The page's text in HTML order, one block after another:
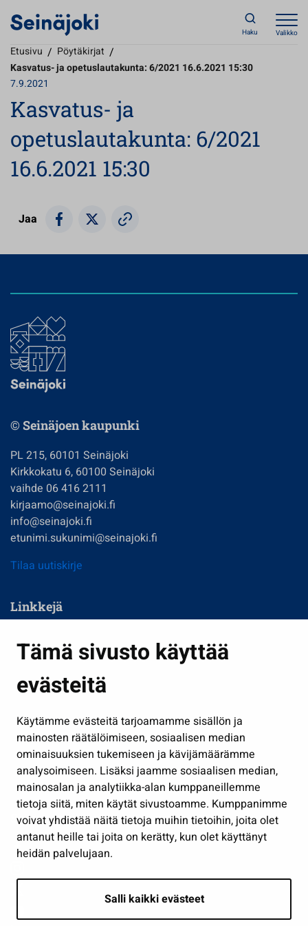
Tämä sivusto käyttää
evästeitä
Käytämme evästeitä tarjoamamme sisällön ja
mainosten räätälöimiseen, sosiaalisen median
ominaisuuksien tukemiseen ja kävijämäärämme
analysoimiseen. Lisäksi jaamme sosiaalisen median,
mainosalan ja analytiikka-alan kumppaneillemme
tietoja siitä, miten käytät sivustoamme. Kumppanimme
voivat yhdistää näitä tietoja muihin tietoihin, joita olet
antanut heille tai joita on kerätty, kun olet käyttänyt
heidän palvelujaan.
Salli kaikki evästeet
Haku Valikko
Etusivu / Pöytäkirjat /
Kasvatus- ja opetuslautakunta: 6/2021 16.6.2021 15:30
7.9.2021
Kasvatus- ja
opetuslautakunta: 6/2021
16.6.2021 15:30
Jaa
© Seinäjoen kaupunki
PL 215, 60101 Seinäjoki
Kirkkokatu 6, 60100 Seinäjoki
vaihde 06 416 2111
kirjaamo@seinajoki.fi
info@seinajoki.fi
etunimi.sukunimi@seinajoki.fi
Tilaa uutiskirje
Linkkejä
Kasvatus ja opetus
Kulttuuri ja liikunta
Työ ja yrittäminen
Osallistu ja asioi
Näytä omat evästeasetukseni
Seuraa meitä